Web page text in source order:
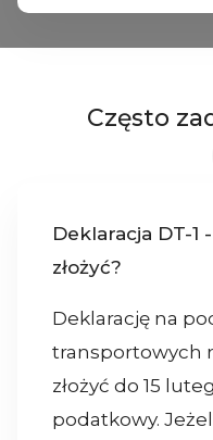
Często
Deklaracja DT-1
złożyć?
Deklarację na
transportowych
złożyć do 15
podatkowy.